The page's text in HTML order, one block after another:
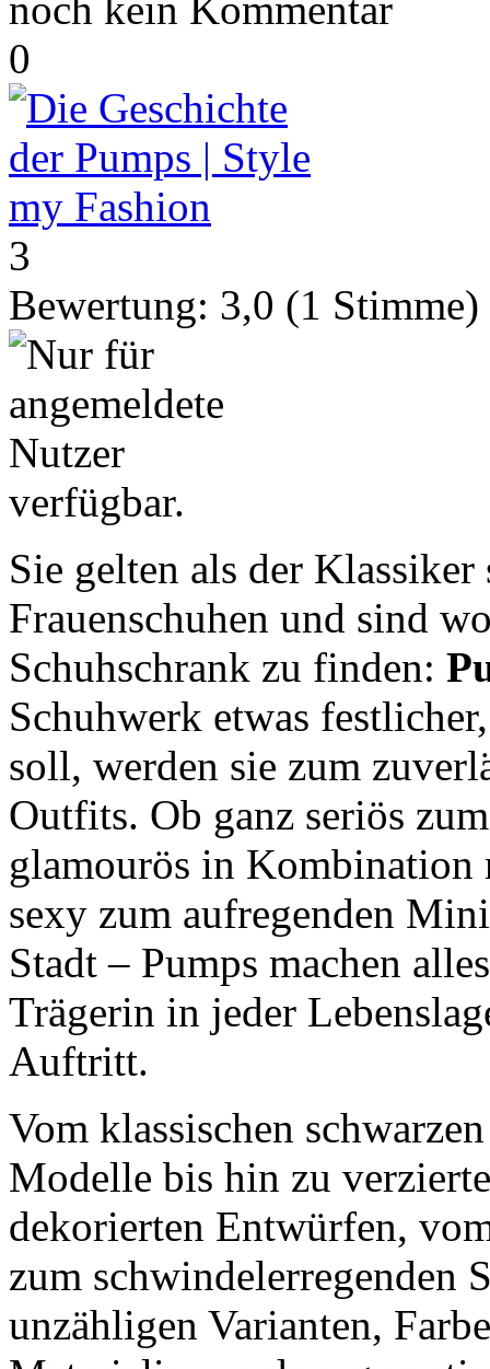
0
3
Bewertung: 3,0 (1 Stimme)
Sie gelten als der
Frauenschuhen und sind
Schuhschrank zu finden:
Schuhwerk etwas
soll, werden sie zum
Outfits. Ob ganz seriös
glamourös in Kombination
sexy zum aufregenden
Stadt – Pumps machen
Trägerin in jeder
Auftritt.
Vom klassischen
Modelle bis hin zu
dekorierten Entwürfen,
zum schwindelerregenden
unzähligen Varianten,